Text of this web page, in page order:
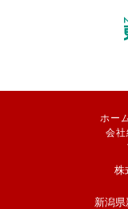
ホー
会社
株
新潟